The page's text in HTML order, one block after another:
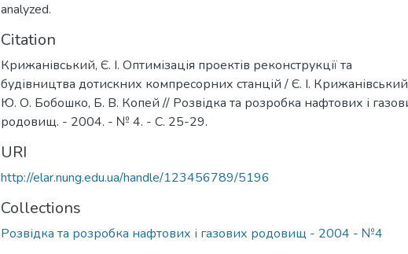
analyzed.
Citation
Крижанівський, Є. І. Оптимізація проектів реконструкції та
будівництва дотискних компресорних станцій / Є. І.
Ю. О. Бобошко, Б. В. Копей // Розвідка та розробка нафтових і
родовищ. - 2004. - № 4. - С. 25-29.
URI
http://elar.nung.edu.ua/handle/123456789/5196
Collections
Розвідка та розробка нафтових і газових родовищ - 2004 - №4